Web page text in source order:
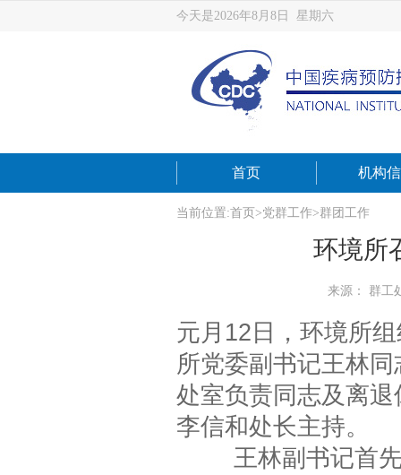
今天是2026年8月8日 星期六
首页 机构
当前位置:首页 >党群工作>群团工作
环境所
来源： 群工
元月12日，环境所
所党委副书记王林
处室负责同志及离
李信和处长主持。
王林副书记首先